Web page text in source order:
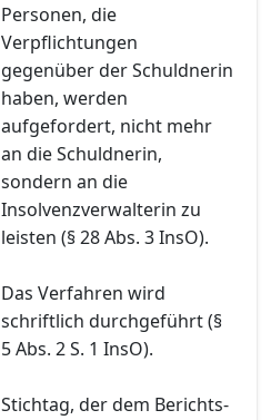
Personen, die
Verpflichtungen
gegenüber der Schuldnerin
haben, werden
aufgefordert, nicht mehr
an die Schuldnerin,
sondern an die
Insolvenzverwalterin zu
leisten (§ 28 Abs. 3 InsO).
Das Verfahren wird
schriftlich durchgeführt (§
5 Abs. 2 S. 1 InsO).
Stichtag, der dem Berichts-